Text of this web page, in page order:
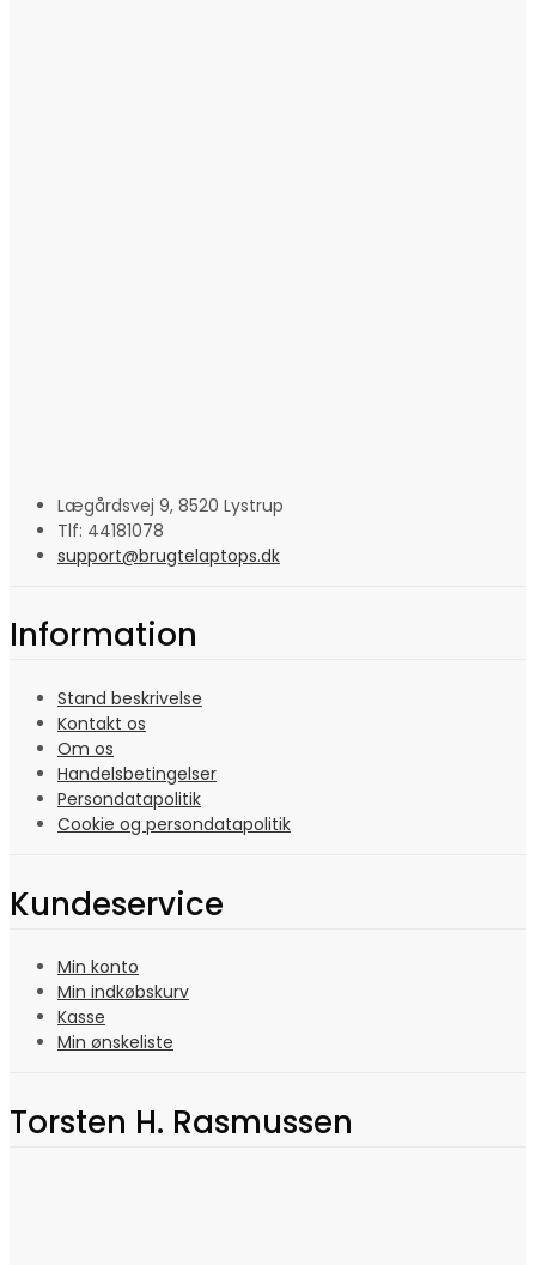
Lægårdsvej 9, 8520 Lystrup
Tlf: 44181078
support@brugtelaptops.dk
Information
Stand beskrivelse
Kontakt os
Om os
Handelsbetingelser
Persondatapolitik
Cookie og persondatapolitik
Kundeservice
Min konto
Min indkøbskurv
Kasse
Min ønskeliste
Torsten H. Rasmussen